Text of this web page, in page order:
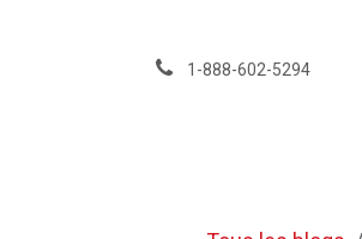
1-888-602-5294